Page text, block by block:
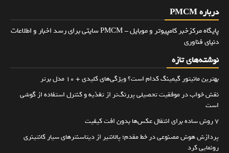
درباره PMCM
پایگاه مرکزخبر کامپیوتر و موبایل - PMCM سایتی برای رسد اخبار و اطلاعات
دنیای فناوری
نوشته‌های تازه
بهترین مانیتور گیمینگ کدام است؟ ویژگی‌های کلیدی + 10 مدل برتر
نقش خواب در موفقیت تحصیلی پررنگ‌تر از تغذیه و کنترل استفاده از گوشی
است
۷ روش ساده برای انتقال عکس‌ها بدون افت کیفیت
پردازش هوش مصنوعی در خط مقدم؛ پالانتیر از دیتاسنترهای سیار کانتینری
رونمایی کرد